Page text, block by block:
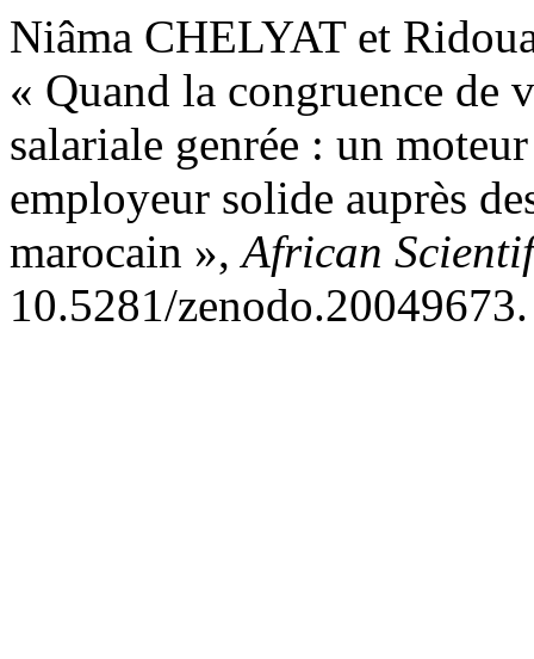
Niâma CHELYAT et
« Quand la congruence de
salariale genrée : un
employeur solide auprès
marocain »,African
10.5281/zenodo.20049673.